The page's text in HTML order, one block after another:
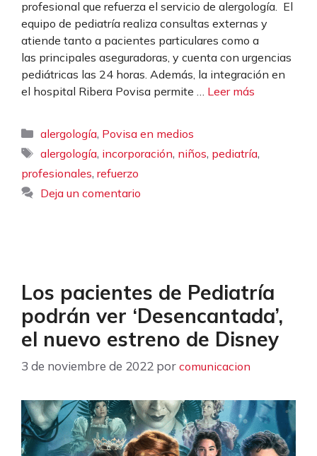
profesional que refuerza el servicio de alergología. El
equipo de pediatría realiza consultas externas y
atiende tanto a pacientes particulares como a
las principales aseguradoras, y cuenta con urgencias
pediátricas las 24 horas. Además, la integración en
el hospital Ribera Povisa permite … Leer más
Categorías
alergología, Povisa en medios
Etiquetas
alergología, incorporación, niños, pediatría,
profesionales, refuerzo
Deja un comentario
Los pacientes de Pediatría
podrán ver ‘Desencantada’,
el nuevo estreno de Disney
3 de noviembre de 2022 por comunicacion